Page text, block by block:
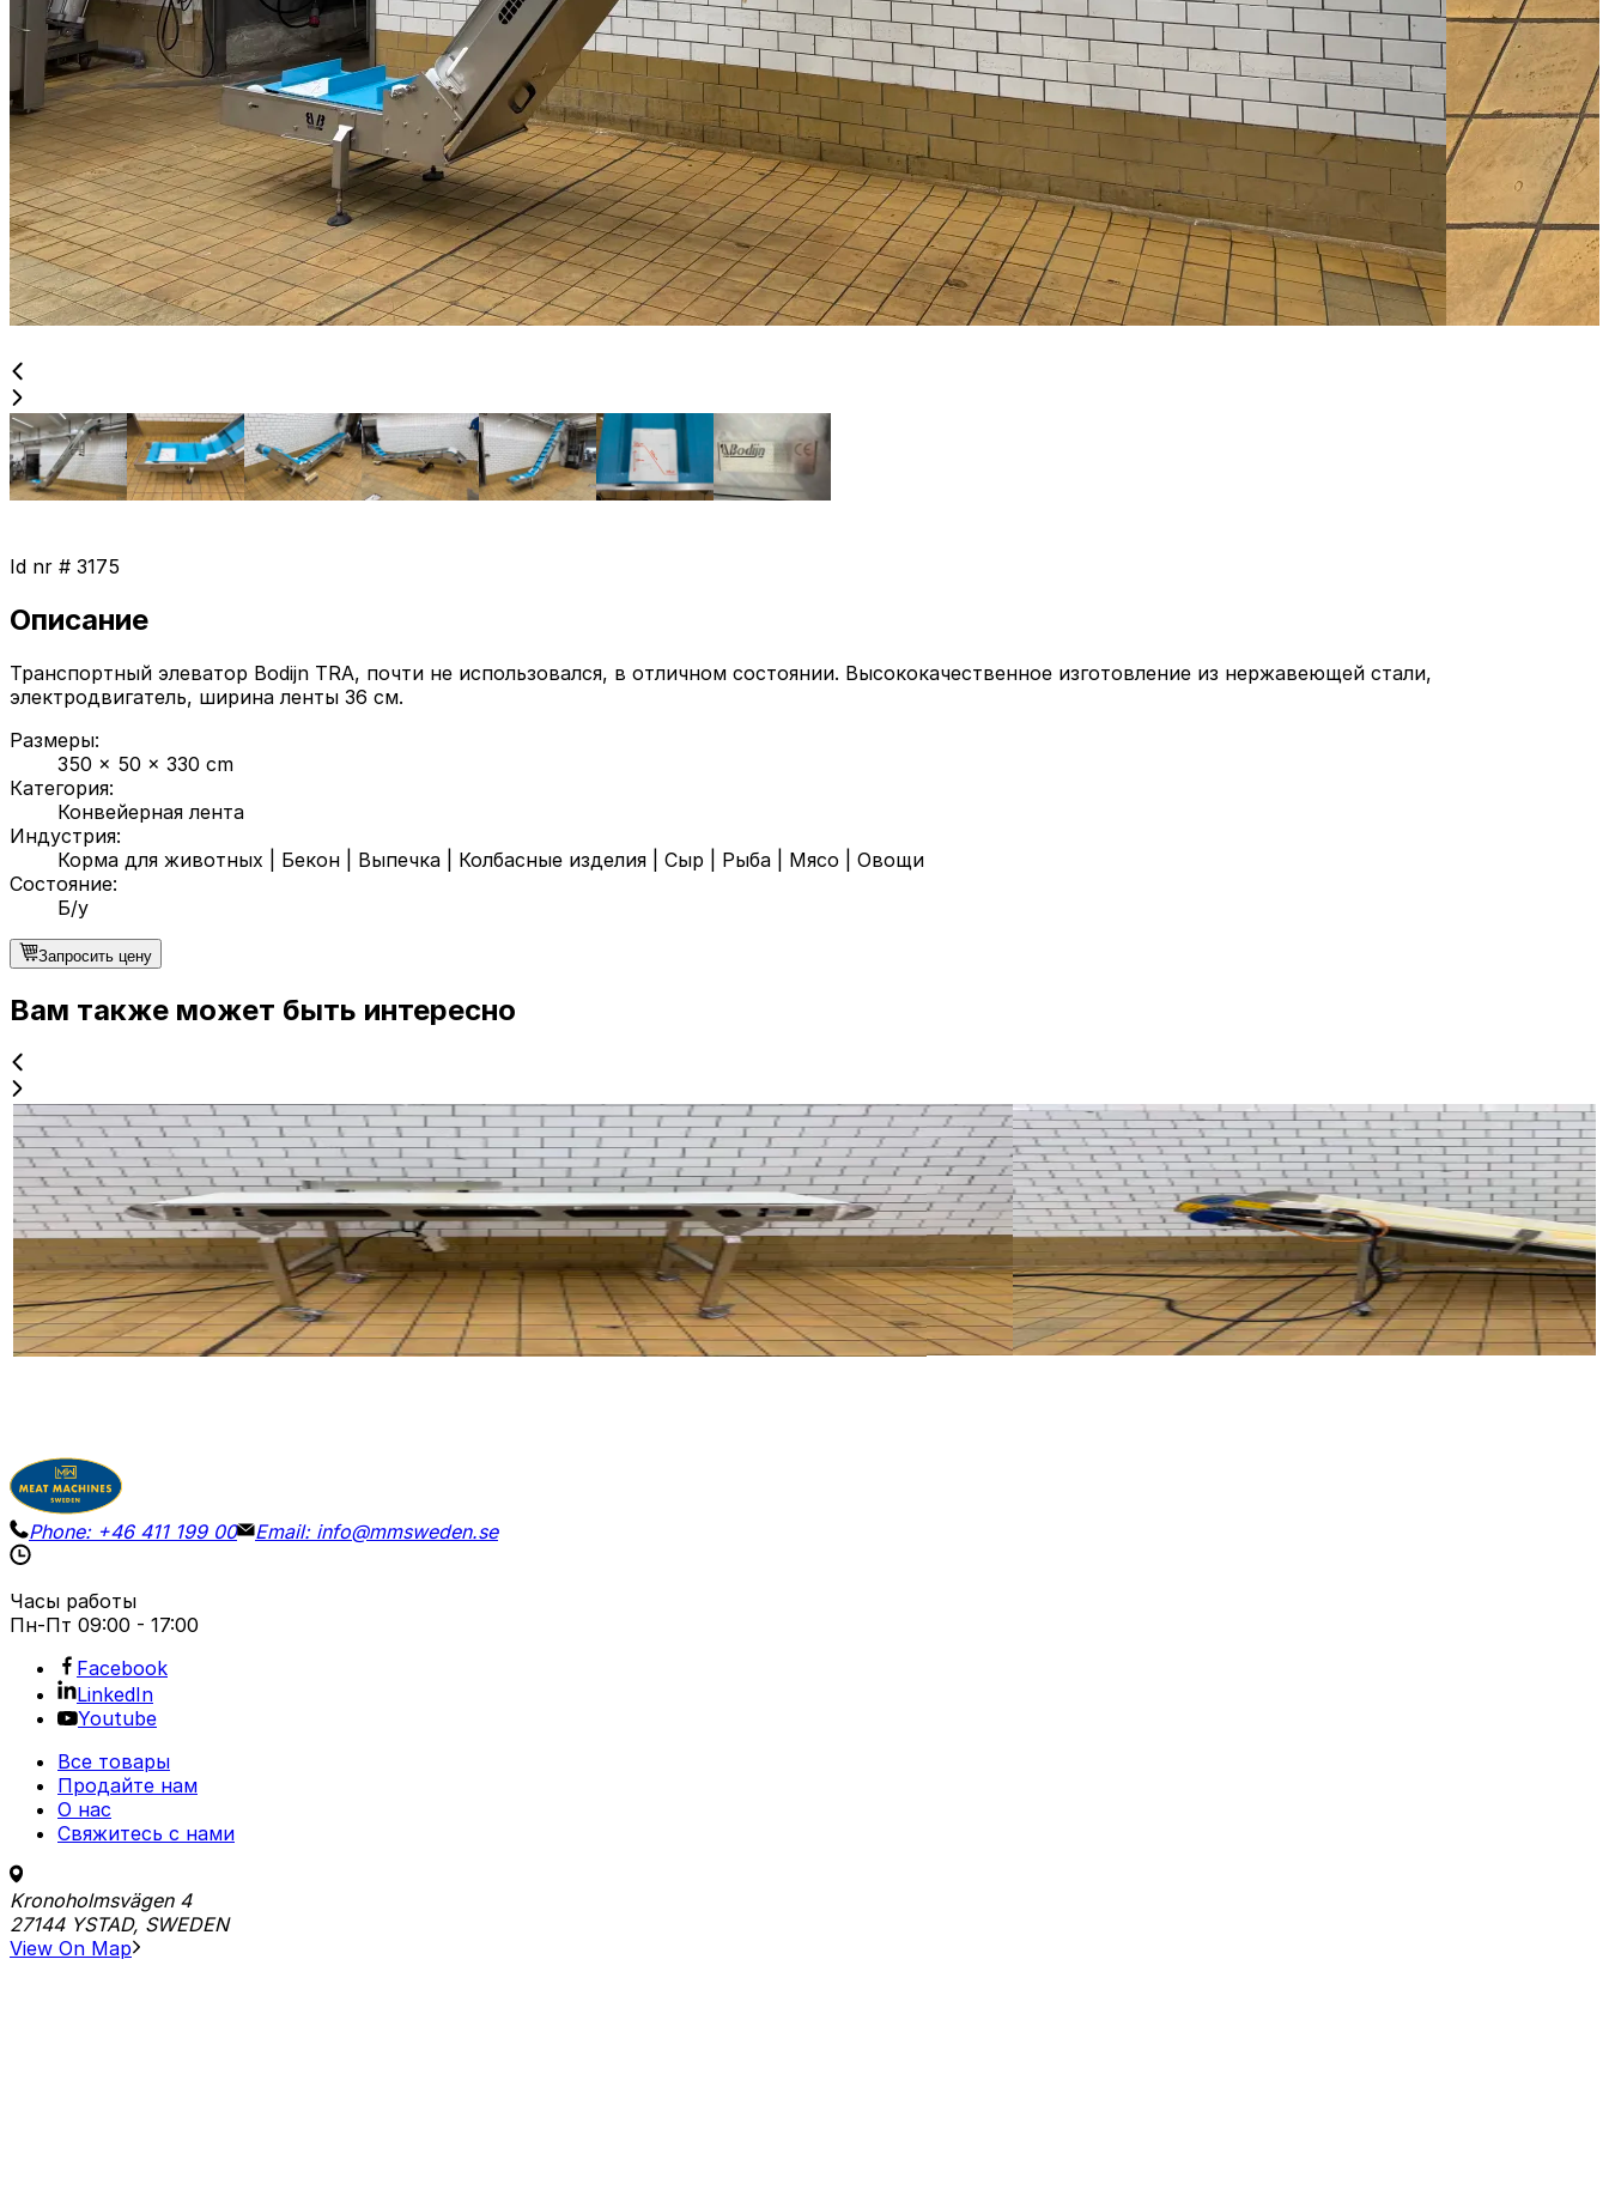
Id nr # 3175
Описание
Транспортный элеватор Bodijn TRA, почти не использовался, в отличном состоянии. Высококачественное изготовление из нержавеющей стали,
электродвигатель, ширина ленты 36 см.
Размеры:
350 x 50 x 330 cm
Категория:
Конвейерная лента
Индустрия:
Корма для животных
Бекон Выпечка Колбасные изделия Сыр Рыба Мясо
Овощи
Состояние:
Б/у
Запросить цену
Вам также может быть интересно
Б/у
Конвейер ENP
ID NR3275
190 x 70 x 105 cm
Ленточный конвейер ENP на колесах с барабан-мотором, ширина ленты 50 см. Регулируемая высота.
Детали Запросить цену
Б/у
CONVEYOR
ID NR3274
210 x 80 x 110 cm
Ленточный конвейер ENP на колесах с мотор-барабаном,
Детали Запросить цену
Phone: +46 411 199 00 Email: info@mmsweden.se
Часы работы
Пн-Пт 09:00 - 17:00
Facebook
LinkedIn
Youtube
Все товары
Продайте нам
О нас
Свяжитесь с нами
Kronoholmsvägen 4
27144 YSTAD, SWEDEN
View On Map